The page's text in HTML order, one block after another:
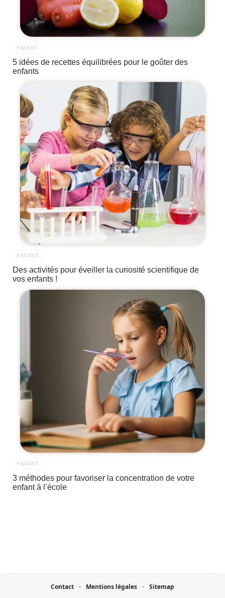
ENFANT
5 idées de recettes équilibrées pour le goûter des
enfants
ENFANT
Des activités pour éveiller la curiosité scientifique de
vos enfants !
ENFANT
3 méthodes pour favoriser la concentration de votre
enfant à l’école
Contact Mentions légales Sitemap